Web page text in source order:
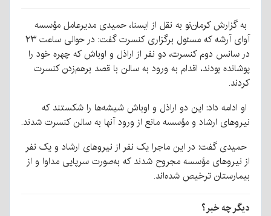
به گزارش کرمان‌نو به نقل از ایسنا، حمیدی مدیرعامل مؤسسه
آوای آرشه که مسئول برگزاری کنسرت گفت: در حوالی ساعت ۲۳
در سانس دوم کنسرت، دو نفر از اراذل و اوباش که چهره خود را
پوشانده بودند، اقدام به ورود به سالن با قصد برهم‌زدن کنسرت
کردند.
او ادامه داد: این دو اراذل و اوباش شیشه‌ها را شکستند که
نیروهای ارشاد و مؤسسه مانع از ورود آنها به سالن کنسرت شدند.
حمیدی گفت: در این ماجرا یک نفر از نیروهای ارشاد و یک نفر
از نیروهای مؤسسه مجروح شدند که به‌صورت سرپایی مداوا و از
بیمارستان ترخیص شده‌اند.
دیگر چه خبر؟